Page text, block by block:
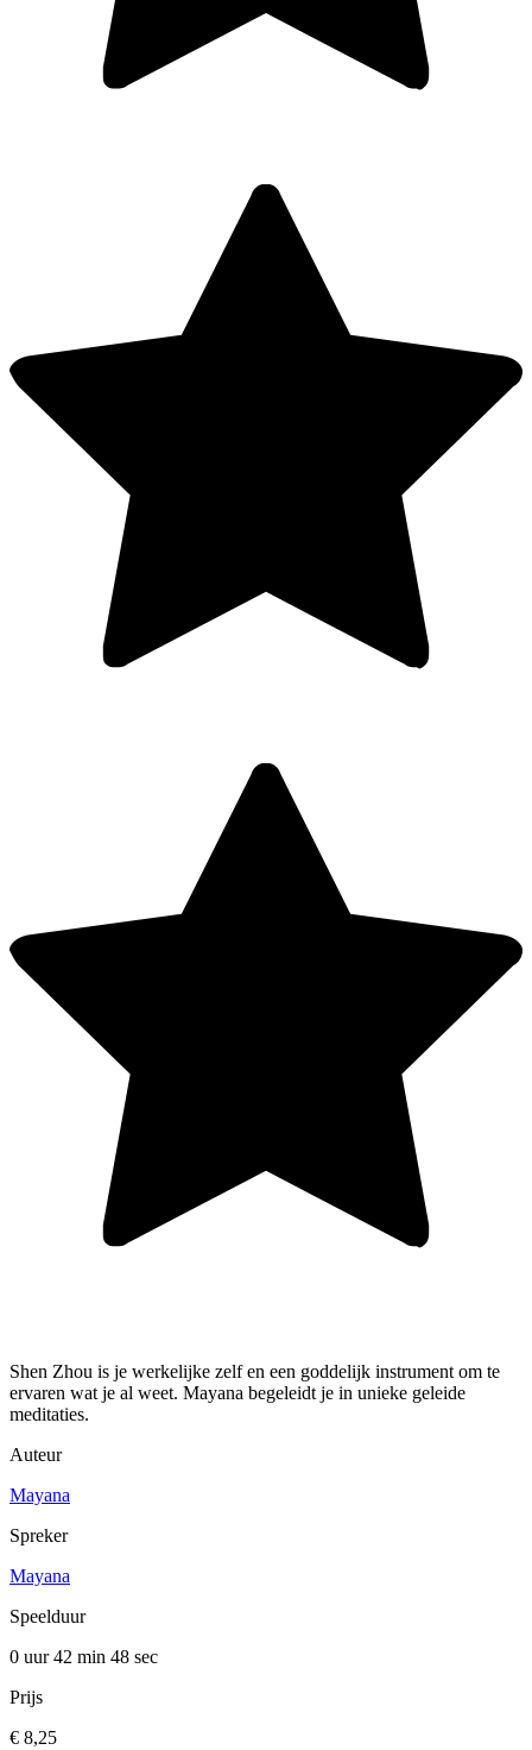
Shen Zhou is je werkelijke zelf en een goddelijk instrument om te
ervaren wat je al weet. Mayana begeleidt je in unieke geleide
meditaties.
Auteur
Mayana
Spreker
Mayana
Speelduur
0 uur 42 min 48 sec
Prijs
€ 8,25